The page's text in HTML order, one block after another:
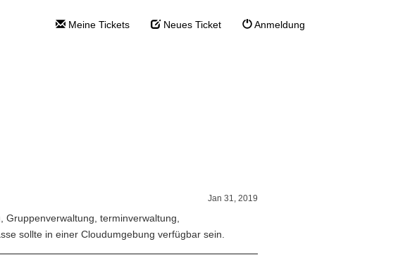
Meine Tickets Neues Ticket Anmeldung
Jan 31, 2019
terminverwaltung,
sollte in einer Cloudumgebung verfügbar sein.